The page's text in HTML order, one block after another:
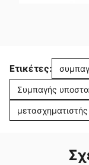
Ετικέτες:
Συμπαγής